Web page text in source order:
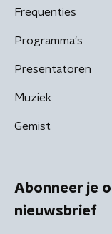
Frequenties
Programma's
Presentatoren
Muziek
Gemist
Abonneer je
nieuwsbrief